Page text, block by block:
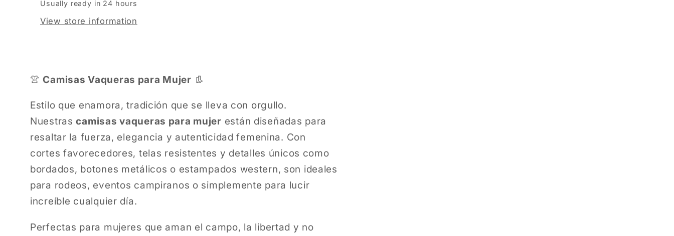
Usually ready in 24 hours
View store information
👚Camisas Vaqueras para Mujer 👢
Estilo que enamora, tradición que se lleva con orgullo.
Nuestrascamisas vaqueras para mujer están diseñadas para
resaltar la fuerza, elegancia y autenticidad femenina. Con
cortes favorecedores, telas resistentes y detalles únicos como
bordados, botones metálicos o estampados western, son ideales
para rodeos, eventos campiranos o simplemente para lucir
increíble cualquier día.
Perfectas para mujeres que aman el campo, la libertad y no